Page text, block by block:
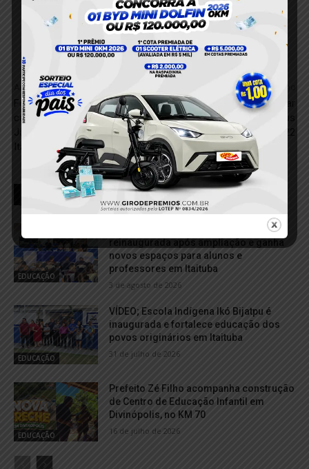
Anterior
Foragido da justiça é
capturado pela PM no Bairro
Jardim das Araras, em
Próximo
Três estratégias para usar
bem o tempo e atingir seus
objetivos em 2022
RELACIONADOS
EDUCAÇÃO
reinaugurada após ampliação e ganha
novos espaços para alunos e
professores em Itaituba
3 de agosto de 2026
EDUCAÇÃO
VÍDEO; Escola Indígena Ikó Bijatpu é
inaugurada e fortalece educação dos
povos originários em Itaituba
31 de julho de 2026
EDUCAÇÃO
Prefeito Zé Filho acompanha construção
de Centro de Educação Infantil em
Divinópolis, no KM 70
16 de julho de 2026